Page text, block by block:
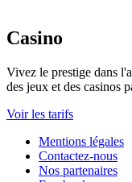
Casino
Vivez le prestige dans
des jeux et des casinos
Voir les tarifs
Mentions légales
Contactez-nous
Nos partenaires